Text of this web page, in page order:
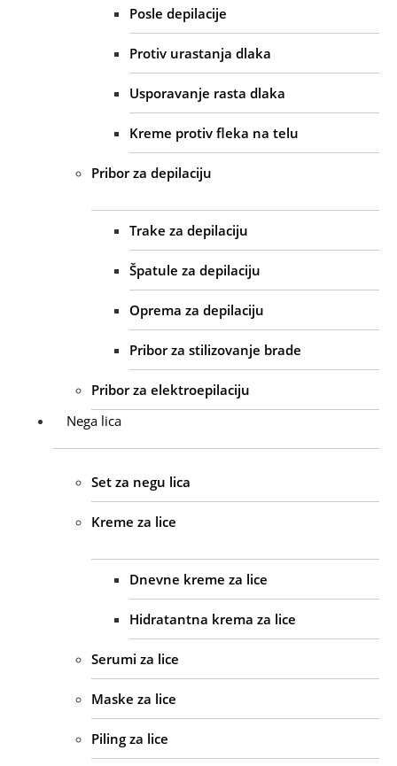
Posle depilacije
Protiv urastanja dlaka
Usporavanje rasta dlaka
Kreme protiv fleka na telu
Pribor za depilaciju
Trake za depilaciju
Špatule za depilaciju
Oprema za depilaciju
Pribor za stilizovanje brade
Pribor za elektroepilaciju
Nega lica
Set za negu lica
Kreme za lice
Dnevne kreme za lice
Hidratantna krema za lice
Serumi za lice
Maske za lice
Piling za lice